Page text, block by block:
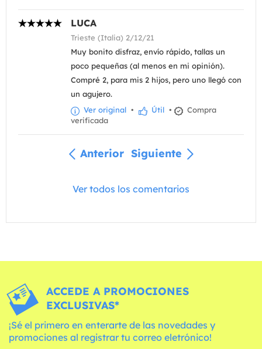
LUCA
Trieste (Italia) 2/12/21
Muy bonito disfraz, envío rápido, tallas un
poco pequeñas (al menos en mi opinión).
Compré 2, para mis 2 hijos, pero uno llegó con
un agujero.
Ver original • Útil •
Compra
verificada
Anterior Siguiente
Ver todos los comentarios
ACCEDE A PROMOCIONES
EXCLUSIVAS*
¡Sé el primero en enterarte de las novedades y
promociones al registrar tu correo eletrónico!